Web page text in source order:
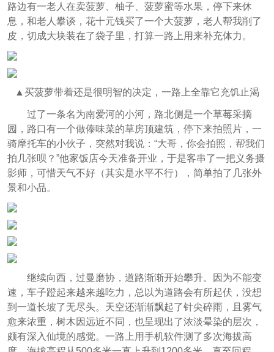
路边有一老人在卖菠萝、柚子、菠萝蜜等水果，停下来休
息，和老人攀谈，花十元钱买了一个大菠萝，老人帮我削了
皮，切成大块装在了袋子里，打算一路上用来补充体力。
▲买菠萝带着还是很明智的决定，一路上全靠它充饥止渴
过了一条名为南爱河的小河，路北侧是一个草莓采摘
园，路口有一个做傣味菜的草房顶建筑，停下来拍照片，一
骑摩托车的小伙子，突然对我说：“大哥，你会拍照，帮我们
拍几张呗？”他家饭店今天准备开业，于是客串了一把义务摄
影师，可惜天气不好（其实是水平不行），简单拍了几张外
景和小品。
继续向西，过曼磨协，道路渐渐开始攀升。因为不能变
速，车子蹬起来越来越吃力，总以为道路会有所起伏，没想
到一道长坡了无尽头。天空还渐渐飘起了针尖碎雨，且雾气
愈来浓重，树木因远近不同，也呈现出了浓淡晕染的层次，
颇有深入仙境的感觉。一路上用手机软件测了多次海拔高